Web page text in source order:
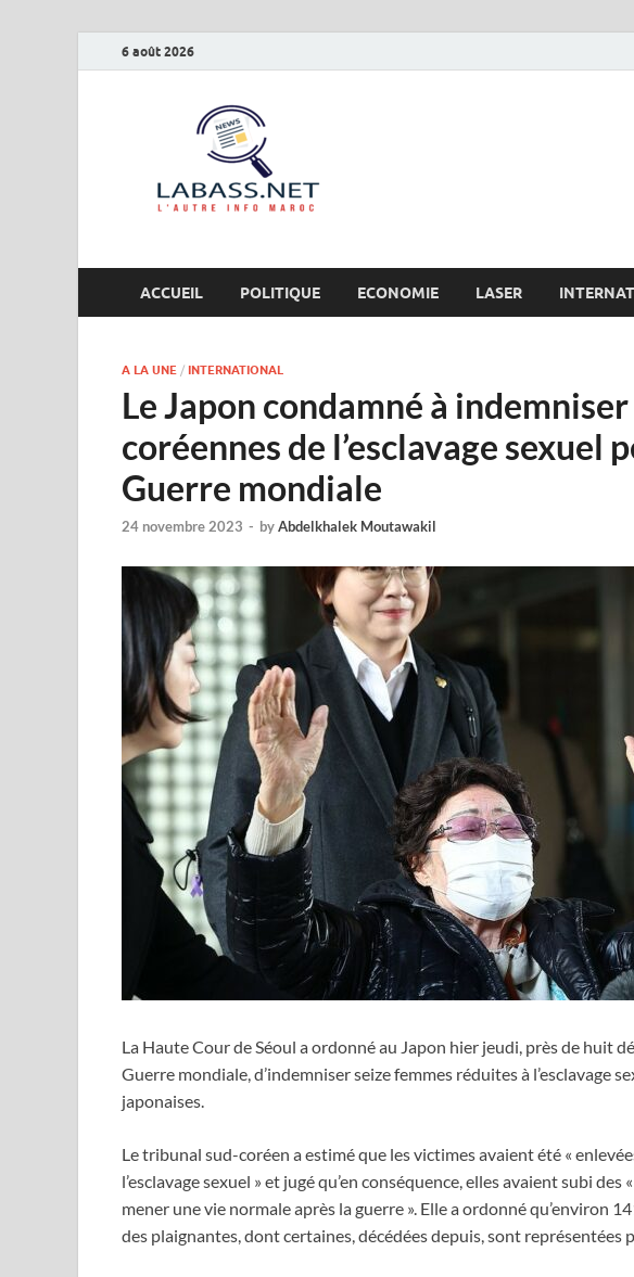
6 août 2026
ACCUEIL POLITIQUE ECONOMIE LASER
A LA UNE / INTERNATIONAL
Le Japon condamné à
coréennes de l’esclavage sexuel
Guerre mondiale
24 novembre 2023 - byAbdelkhalek Moutawakil
La Haute Cour de Séoul a ordonné au Japon hier jeudi, près de huit
Guerre mondiale, d’indemniser seize femmes réduites à l’esclavage
japonaises.
Le tribunal sud-coréen a estimé que les victimes avaient été «
l’esclavage sexuel » et jugé qu’en conséquence, elles avaient subi des
mener une vie normale après la guerre ». Elle a ordonné qu’environ
des plaignantes, dont certaines, décédées depuis, sont représentées